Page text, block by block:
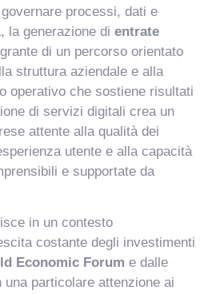
processi, dati e
la generazione di entrate
di un percorso orientato
struttura aziendale e alla
operativo che sostiene risultati
di servizi digitali crea un
attente alla qualità dei
utente e alla capacità
e supportate da
in un contesto
costante degli investimenti
Economic Forum e dalle
una particolare attenzione ai